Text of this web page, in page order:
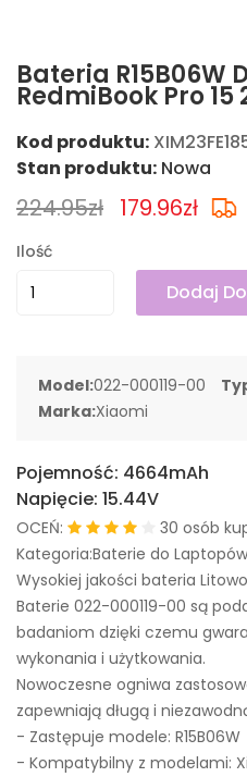
Bateria R15B06W
RedmiBook Pro 15
Kod produktu:
Stan produktu: Nowa
224.95zł 179.96zł
Ilość
Dodaj
Model:022-000119-00
Marka:Xiaomi
Pojemność: 4664mAh
Napięcie: 15.44V
OCEŃ:
30 osób
Kategoria:Baterie do Laptopów
Wysokiej jakości bateria
Baterie 022-000119-00 są
badaniom dzięki czemu
wykonania i użytkowania.
Nowoczesne ogniwa
zapewniają długą i
- Zastępuje modele: R15B06W
- Kompatybilny z modelami: